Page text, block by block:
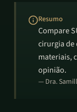
Resumo
Compare
cirurgia de
materiais,
opinião.
— Dra.